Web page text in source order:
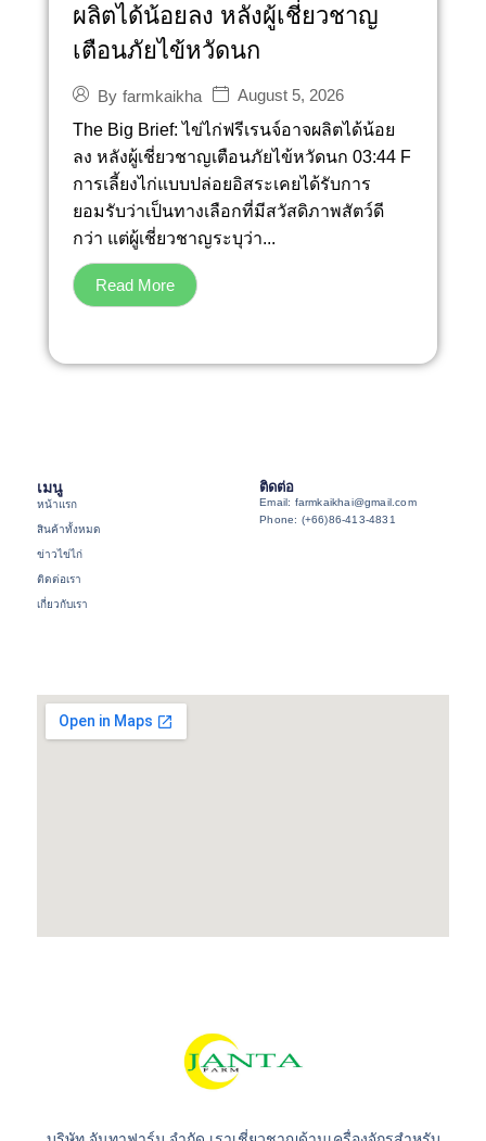
ผลิตได้น้อยลง หลังผู้เชี่ยวชาญ
เตือนภัยไข้หวัดนก
By farmkaikha
August 5, 2026
The Big Brief: ไข่ไก่ฟรีเรนจ์อาจผลิตได้น้อย
ลง หลังผู้เชี่ยวชาญเตือนภัยไข้หวัดนก 03:44 F
การเลี้ยงไก่แบบปล่อยอิสระเคยได้รับการ
ยอมรับว่าเป็นทางเลือกที่มีสวัสดิภาพสัตว์ดี
กว่า แต่ผู้เชี่ยวชาญระบุว่า...
Read More
เมนู
หน้าแรก
สินค้าทั้งหมด
ข่าวไข่ไก่
ติดต่อเรา
เกี่ยวกับเรา
ติดต่อ
Email: farmkaikhai@gmail.com
Phone: (+66)86-413-4831